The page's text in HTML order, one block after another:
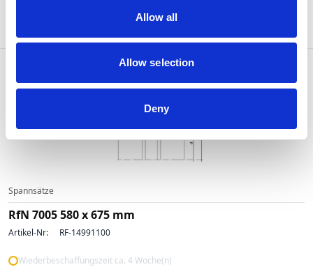
Allow all
Allow selection
Deny
Wiederbeschaffungszeit ca. 2 Woche(n)
Spannsätze
RfN 7005 580 x 675 mm
Artikel-Nr: RF-14991100
Wiederbeschaffungszeit ca. 4 Woche(n)